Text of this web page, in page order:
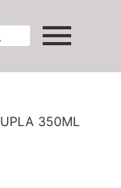
350ML